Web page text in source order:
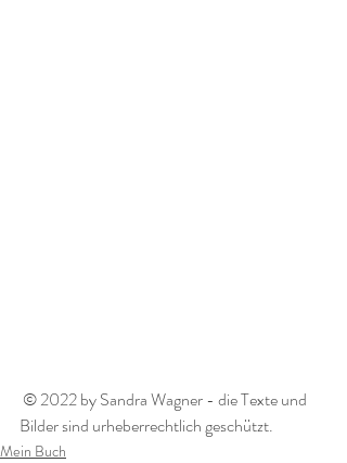
Bilder sind urheberrechtlich geschützt.
Mein Buch